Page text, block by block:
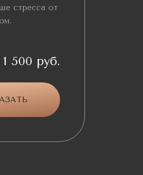
стресса от
500 руб.